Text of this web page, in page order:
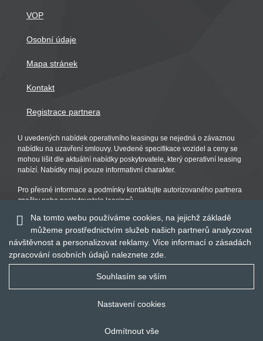
VOP
Osobní údaje
Mapa stránek
Kontakt
Registrace partnera
U uvedených nabídek operativního leasingu se nejedná o závaznou
nabídku na uzavření smlouvy. Uvedené specifikace vozidel a ceny se
mohou lišit dle aktuální nabídky poskytovatele, který operativní leasing
nabízí. Nabídky mají pouze informativní charakter.
Pro přesné informace a podmínky kontaktujte autorizovaného partnera
značky nebo poskytovatele leasingů.
Realizace:Publis.cz
Na tomto webu používáme cookies, na jejichž základě
můžeme prostřednictvím služeb našich partnerů analyzovat
návštěvnost a personalizovat reklamy. Více informací o zásadách
zpracování osobních údajů naleznete zde
Souhlasím se vším
Nastavení cookies
Odmítnout vše